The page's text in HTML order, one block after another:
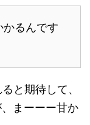
かるんです
と期待して、
まーーー甘か